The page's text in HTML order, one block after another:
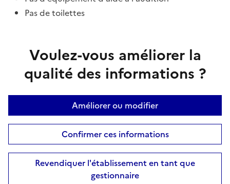
Pas de toilettes
Voulez-vous améliorer la
qualité des informations ?
Améliorer ou modifier
Confirmer ces informations
Revendiquer l'établissement en tant que
gestionnaire